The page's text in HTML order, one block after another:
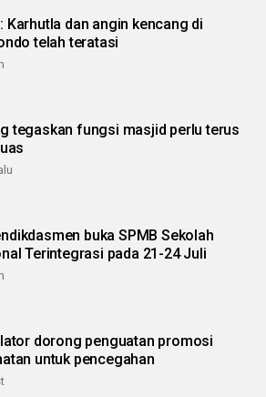
Karhutla dan angin kencang di
telah teratasi
tegaskan fungsi masjid perlu terus
buka SPMB Sekolah
Terintegrasi pada 21-24 Juli
dorong penguatan promosi
untuk pencegahan